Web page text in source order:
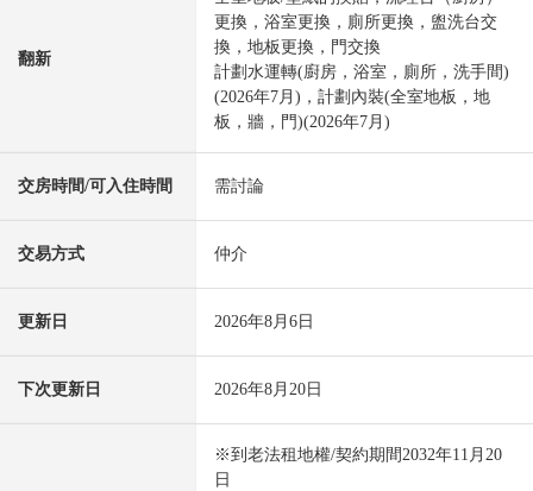
翻新
更換，浴室更換，廁所更換，盥洗台交
換，地板更換，門交換
計劃水運轉(廚房，浴室，廁所，洗手間)
(2026年7月)，計劃內裝(全室地板，地
板，牆，門)(2026年7月)
交房時間/可入住時間 需討論
交易方式 仲介
更新日 2026年8月6日
下次更新日 2026年8月20日
※到老法租地權/契約期間2032年11月20
日